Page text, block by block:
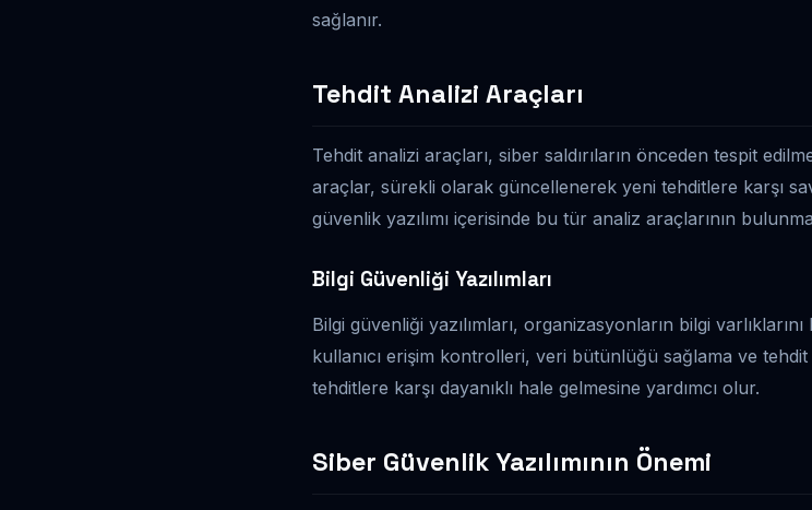
sağlanır.
Tehdit Analizi Araçları
Tehdit analizi araçları, siber saldırıların önceden tespit
araçlar, sürekli olarak güncellenerek yeni tehditlere karşı
güvenlik yazılımı içerisinde bu tür analiz araçlarının
Bilgi Güvenliği Yazılımları
Bilgi güvenliği yazılımları, organizasyonların bilgi
kullanıcı erişim kontrolleri, veri bütünlüğü sağlama ve
tehditlere karşı dayanıklı hale gelmesine yardımcı olur.
Siber Güvenlik Yazılımının Önemi